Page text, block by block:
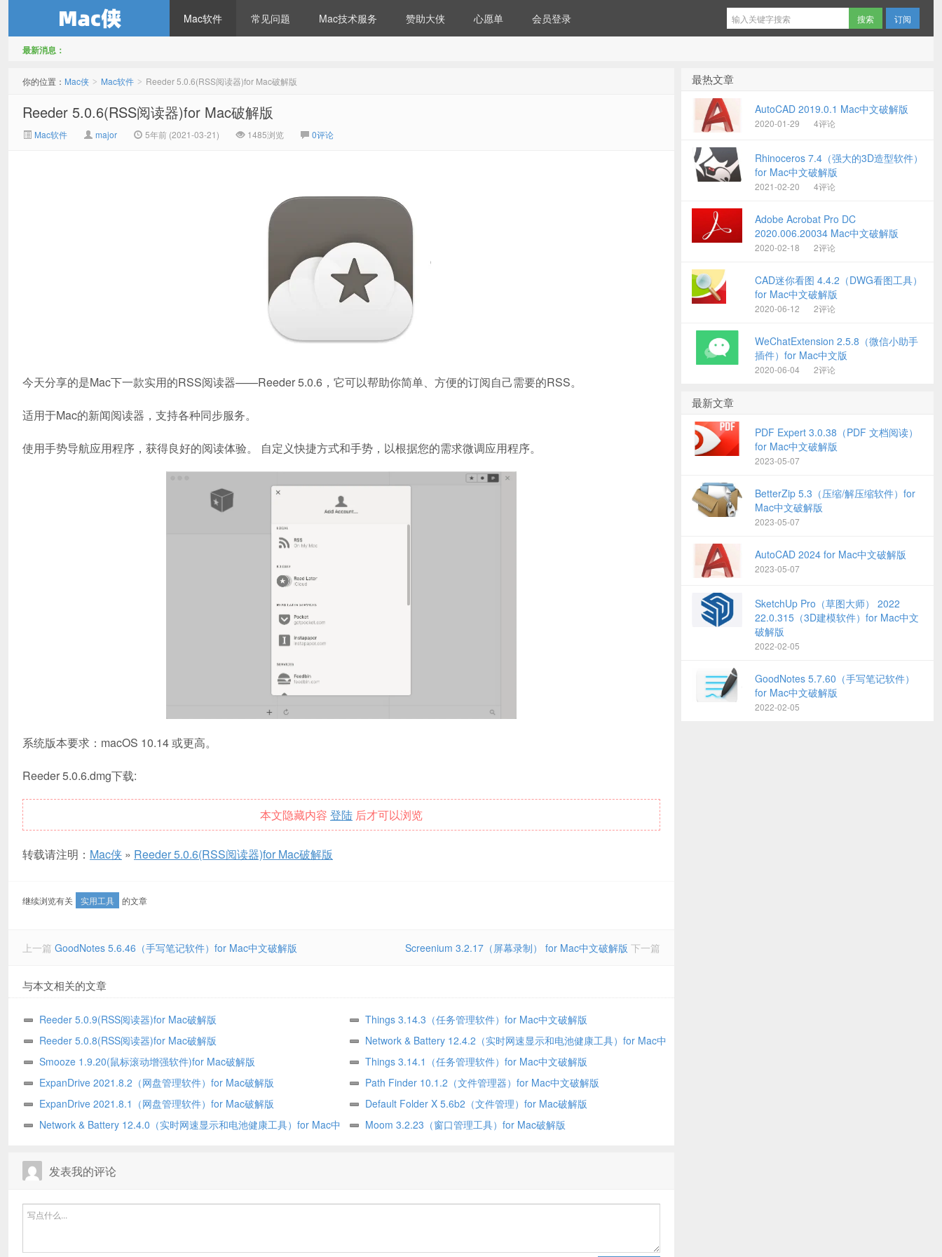
Mac软件 常见问题 Mac技术服务 赞助大侠 心愿单 会员登录 订阅
最新消息：
你的位置： Mac侠 > Mac软件 > Reeder 5.0.6(RSS阅读器)for Mac破解版
Reeder 5.0.6(RSS阅读器)for Mac破解版
Mac软件 major 5年前 (2021-03-21) 1485浏览 0评论
今天分享的是Mac下一款实用的RSS阅读器——Reeder 5.0.6，它可以帮助你简单、方便的订阅自己需要的RSS。
适用于Mac的新闻阅读器，支持各种同步服务。
使用手势导航应用程序，获得良好的阅读体验。 自定义快捷方式和手势，以根据您的需求微调应用程序。
系统版本要求：macOS 10.14 或更高。
Reeder 5.0.6.dmg下载:
本文隐藏内容 登陆 后才可以浏览
转载请注明： Mac侠 » Reeder 5.0.6(RSS阅读器)for Mac破解版
继续浏览有关 实用工具 的文章
上一篇 GoodNotes 5.6.46（手写笔记软件）for Mac中文破解版 Screenium 3.2.17（屏幕录制） for Mac中文破解版 下一篇
与本文相关的文章
Reeder 5.0.9(RSS阅读器)for Mac破解版
Things 3.14.3（任务管理软件）for Mac中文破解版
Reeder 5.0.8(RSS阅读器)for Mac破解版
Network & Battery 12.4.2（实时网速显示和电池健康工具）for Mac中
文破解版
Smooze 1.9.20(鼠标滚动增强软件)for Mac破解版
Things 3.14.1（任务管理软件）for Mac中文破解版
ExpanDrive 2021.8.2（网盘管理软件）for Mac破解版
Path Finder 10.1.2（文件管理器）for Mac中文破解版
ExpanDrive 2021.8.1（网盘管理软件）for Mac破解版
Default Folder X 5.6b2（文件管理）for Mac破解版
Network & Battery 12.4.0（实时网速显示和电池健康工具）for Mac中
Moom 3.2.23（窗口管理工具）for Mac破解版
发表我的评论
最热文章
AutoCAD 2019.0.1 Mac中文破解版
2020-01-29 4评论
Rhinoceros 7.4（强大的3D造型软件）
for Mac中文破解版
2021-02-20 4评论
Adobe Acrobat Pro DC
2020.006.20034 Mac中文破解版
2020-02-18 2评论
CAD迷你看图 4.4.2（DWG看图工具）
for Mac中文破解版
2020-06-12 2评论
WeChatExtension 2.5.8（微信小助手
插件）for Mac中文版
2020-06-04 2评论
最新文章
PDF Expert 3.0.38（PDF 文档阅读）
for Mac中文破解版
2023-05-07
BetterZip 5.3（压缩/解压缩软件）for
Mac中文破解版
2023-05-07
AutoCAD 2024 for Mac中文破解版
2023-05-07
SketchUp Pro（草图大师） 2022
22.0.315（3D建模软件）for Mac中文
破解版
2022-02-05
GoodNotes 5.7.60（手写笔记软件）
for Mac中文破解版
2022-02-05